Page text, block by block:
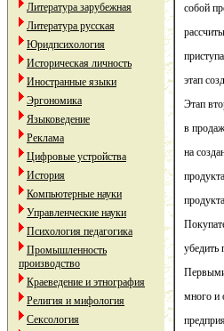
Литература зарубежная
Литература русская
Юридпсихология
Историческая личность
Иностранные языки
Эргономика
Языковедение
Реклама
Цифровые устройства
История
Компьютерные науки
Управленческие науки
Психология педагогика
Промышленность
производство
Краеведение и этнография
Религия и мифология
Сексология
собой
этап
Этап
в
на
убедить
много и